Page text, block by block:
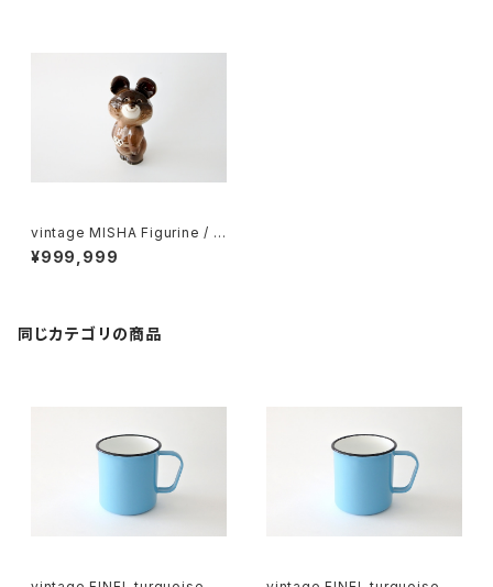
vintage MISHA Figurine / ヴ
ィンテージ くまのミーシャ 陶磁
製の置物
¥999,999
同じカテゴリの商品